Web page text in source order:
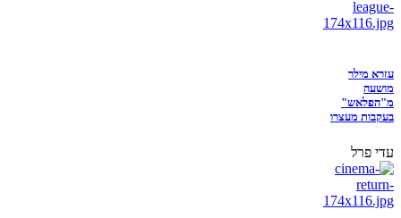
עזרא מילר
מושעה
מ"הפלאש"
בעקבות מעצרו
עדי פרל